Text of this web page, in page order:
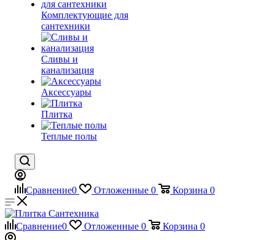
Комплектующие для
сантехники
Сливы и
канализация
Аксессуары
Плитка
Теплые полы
Сравнение0 Отложенные 0 Корзина 0
Сравнение0 Отложенные 0 Корзина 0